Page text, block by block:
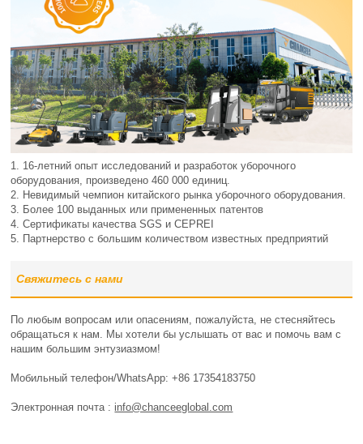
1. 16-летний опыт исследований и разработок уборочного
оборудования, произведено 460 000 единиц.
2. Невидимый чемпион китайского рынка уборочного оборудования.
3. Более 100 выданных или примененных патентов
4. Сертификаты качества SGS и CEPREI
5. Партнерство с большим количеством известных предприятий
Свяжитесь с нами
По любым вопросам или опасениям, пожалуйста, не стесняйтесь
обращаться к нам. Мы хотели бы услышать от вас и помочь вам с
нашим большим энтузиазмом!
Мобильный телефон/WhatsApp: +86 17354183750
Электронная почта : info@chanceeglobal.com